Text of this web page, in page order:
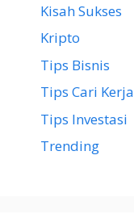
Kisah Sukses
Kripto
Tips Bisnis
Tips Cari Kerja
Tips Investasi
Trending